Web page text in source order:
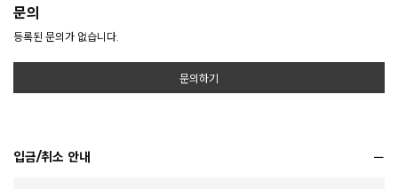
문의
등록된 문의가 없습니다.
문의하기
입금/취소 안내